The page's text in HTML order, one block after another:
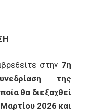
στην 7η
της
θα διεξαχθεί
2026 και